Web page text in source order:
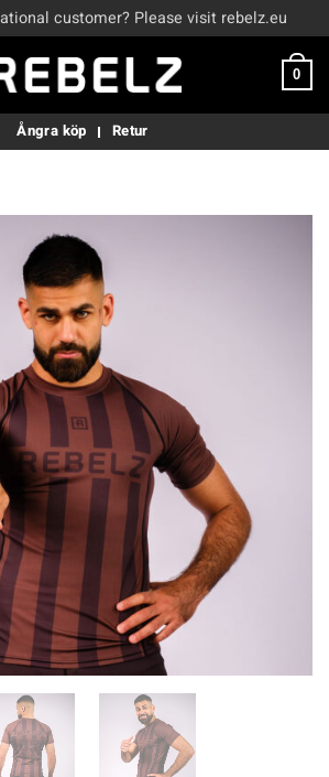
customer? Please visit rebelz.eu
0
Ångra köp Retur